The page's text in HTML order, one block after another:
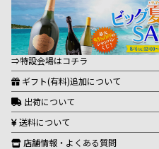
⇒特設会場はコチラ
ギフト(有料)追加について
出荷について
送料について
店舗情報・よくある質問